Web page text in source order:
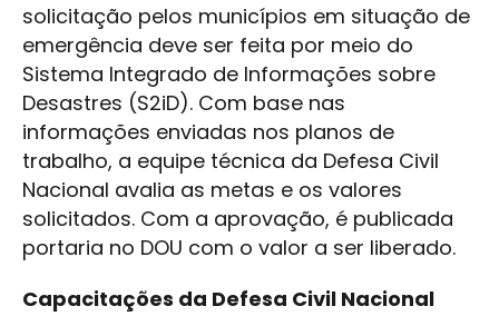
solicitação pelos municípios em situação de
emergência deve ser feita por meio do
Sistema Integrado de Informações sobre
Desastres (S2iD). Com base nas
informações enviadas nos planos de
trabalho, a equipe técnica da Defesa Civil
Nacional avalia as metas e os valores
solicitados. Com a aprovação, é publicada
portaria no DOU com o valor a ser liberado.
Capacitações da Defesa Civil Nacional